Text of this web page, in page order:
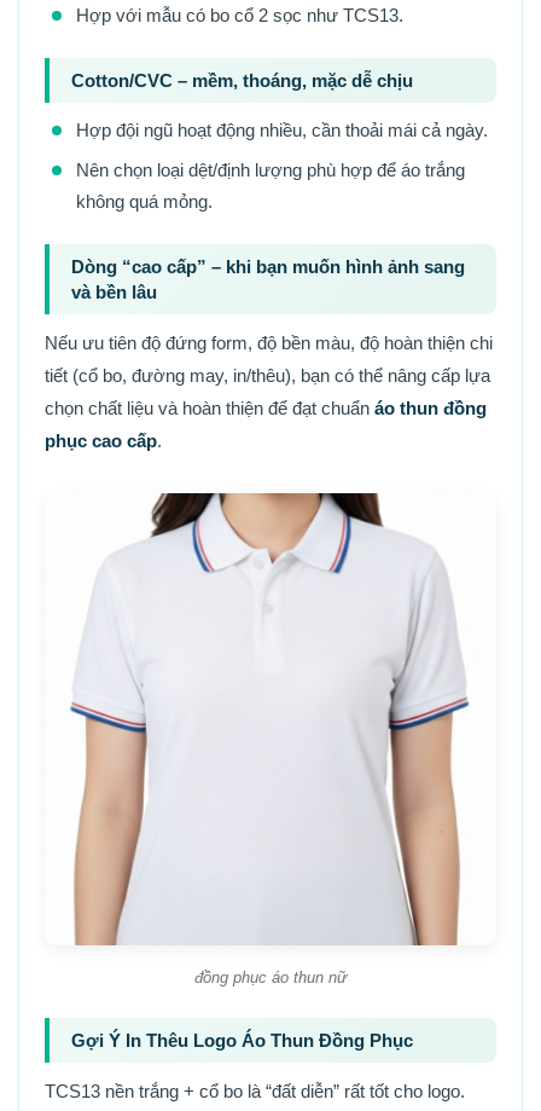
Hợp với mẫu có bo cổ 2 sọc như TCS13.
Cotton/CVC – mềm, thoáng, mặc dễ chịu
Hợp đội ngũ hoạt động nhiều, cần thoải mái cả ngày.
Nên chọn loại dệt/định lượng phù hợp để áo trắng
không quá mỏng.
Dòng “cao cấp” – khi bạn muốn hình ảnh sang
và bền lâu
Nếu ưu tiên độ đứng form, độ bền màu, độ hoàn thiện chi
tiết (cổ bo, đường may, in/thêu), bạn có thể nâng cấp lựa
chọn chất liệu và hoàn thiện để đạt chuẩn áo thun đồng
phục cao cấp.
đồng phục áo thun nữ
Gợi Ý In Thêu Logo Áo Thun Đồng Phục
TCS13 nền trắng + cổ bo là “đất diễn” rất tốt cho logo.